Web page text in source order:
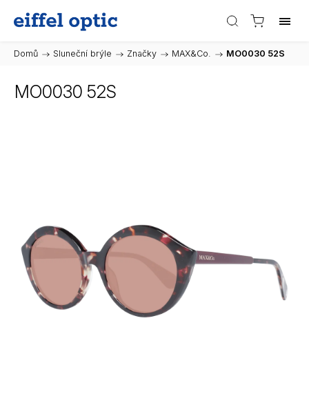
Domů / Sluneční brýle / Značky / MAX&Co. / MO0030 52S
MO0030 52S